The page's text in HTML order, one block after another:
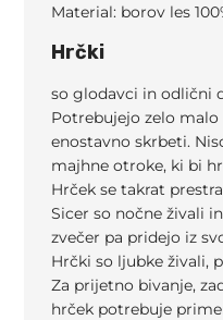
Material: borov les
Hrčki
so glodavci in odlični
Potrebujejo zelo
enostavno skrbeti.
majhne otroke, ki bi
Hrček se takrat
Sicer so nočne živali
zvečer pa pridejo iz
Hrčki so ljubke živali,
Za prijetno bivanje,
hrček potrebuje